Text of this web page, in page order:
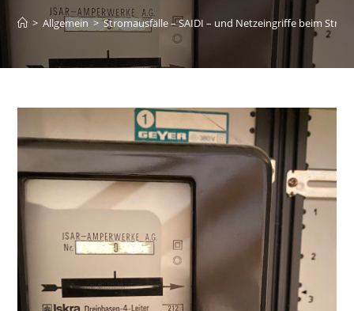
> Allgemein > Stromausfälle – SAIDI – und Netzeingriffe beim Strom